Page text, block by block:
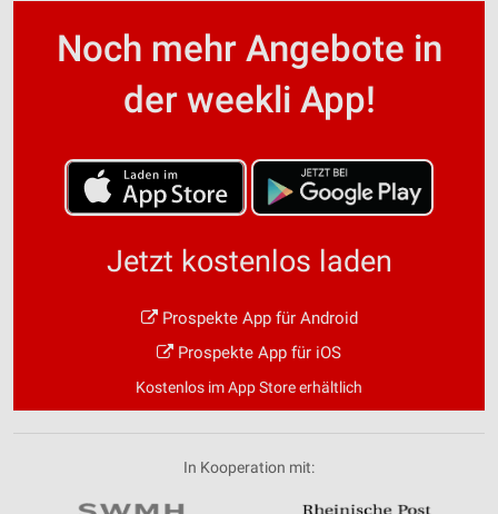
Noch mehr Angebote in
der weekli App!
Jetzt kostenlos laden
Prospekte App für Android
Prospekte App für iOS
Kostenlos im App Store erhältlich
In Kooperation mit: